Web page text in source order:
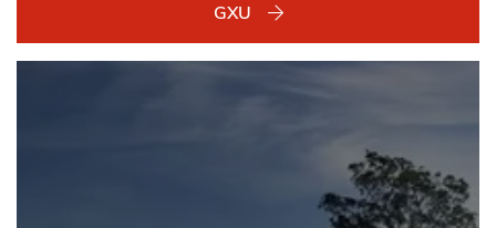
GXU